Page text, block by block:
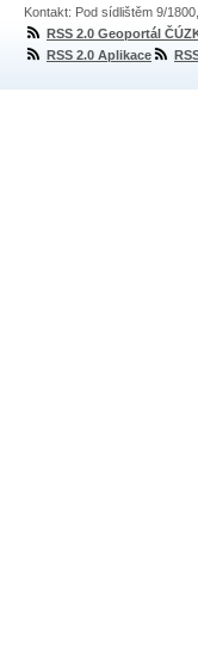
Kontakt: Pod sídlištěm 9/
RSS 2.0 Geoportál
RSS 2.0 Aplikace